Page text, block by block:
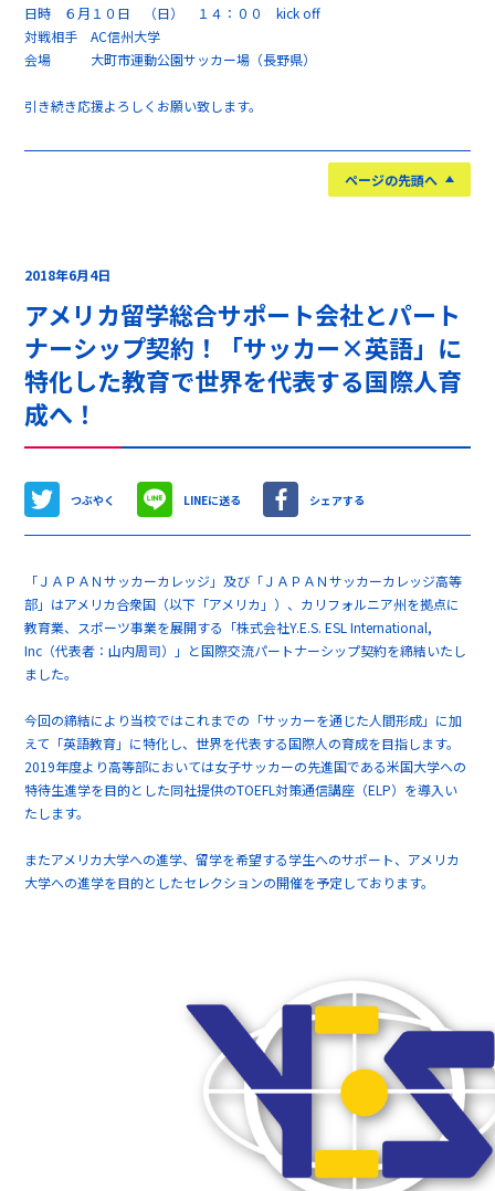
日時 ６月１０日 （日） １４：００ kick off
対戦相手 AC信州大学
会場 大町市運動公園サッカー場（長野県）
引き続き応援よろしくお願い致します。
ページの先頭へ
2018年6月4日
アメリカ留学総合サポート会社とパート
ナーシップ契約！「サッカー×英語」に
特化した教育で世界を代表する国際人育
成へ！
つぶやく LINEに送る シェアする
「ＪＡＰＡＮサッカーカレッジ」及び「ＪＡＰＡＮサッカーカレッジ高等
部」はアメリカ合衆国（以下「アメリカ」）、カリフォルニア州を拠点に
教育業、スポーツ事業を展開する「株式会社Y.E.S. ESL International,
Inc（代表者：山内周司）」と国際交流パートナーシップ契約を締結いたし
ました。
今回の締結により当校ではこれまでの「サッカーを通じた人間形成」に加
えて「英語教育」に特化し、世界を代表する国際人の育成を目指します。
2019年度より高等部においては女子サッカーの先進国である米国大学への
特待生進学を目的とした同社提供のTOEFL対策通信講座（ELP）を導入い
たします。
またアメリカ大学への進学、留学を希望する学生へのサポート、アメリカ
大学への進学を目的としたセレクションの開催を予定しております。